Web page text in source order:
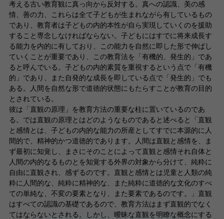
考える古い教育観に真っ向から反対する。真への認識、美の感
情、善の力、これらは全て子どもが生まれながら有しているもの
であり、教育者は子どもの内的本性が自ら実現していくのを援助
すること専念しなければならない。子どもにはすでに将来成長す
る能力を内的に有しており、この能力を自然に即した形で伸ばし
ていくことが重要であり、この教育法を「有機的、発生的」であ
ると呼んでいる。子どもの内的素質を重視するという点で「有機
的」であり、また自発的な成長を即している点で「発生的」でも
ある。人間を自然な形で道徳的状態にもたらすことが教育の目的
とされている。
彼は「直観の原理」を教育方法の重要な柱に置いているのであ
る。では直観の原理とはどのようなものであると述べると「直観
と感情とは、子どもの内的な能力の所産としてすでに本源的に人
間的で、精神的かつ道徳的であります。人間は直観と感情を、ま
ず最初に知覚し、まさにそのことによって直観と感情それ自体と
人間の内的なるものとを知覚する外界の対象から分けて、純粋に
自由に直観され、感ずるのです。直観と感情とは児童と人類の純
粋に人間的な、純粋に精神的な、また純粋に道徳的な文化のすべ
ての単純な、不変の要素となり、また要素であるのです。」直観
はすべての認識の基礎であるので、教育方法はまず直観的でなく
てはならないとされる。しかし、曖昧な直観を明瞭な概念にする